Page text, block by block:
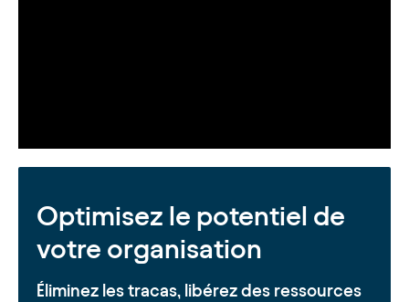
Optimisez le potentiel de
votre organisation
Éliminez les tracas, libérez des ressources